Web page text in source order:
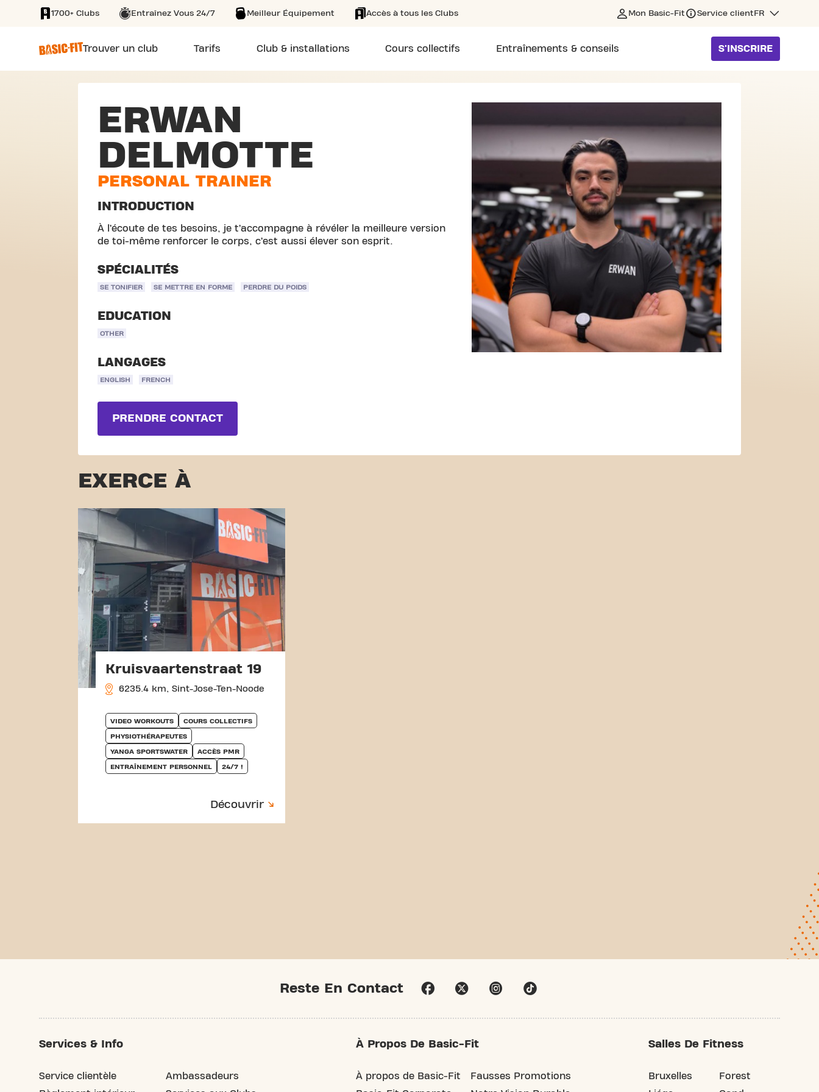
SKIP TO MAIN CONTENT
1700+ Clubs Entraînez Vous 24/7 Meilleur Équipement Accès à tous les Clubs Mon Basic-Fit Service client FR
Trouver un club Tarifs Club & installations Cours collectifs Entraînements & conseils S'INSCRIRE
ERWAN
DELMOTTE
PERSONAL TRAINER
INTRODUCTION
À l’écoute de tes besoins, je t’accompagne à révéler la meilleure version
de toi-même renforcer le corps, c’est aussi élever son esprit.
SPÉCIALITÉS
SE TONIFIER SE METTRE EN FORME PERDRE DU POIDS
EDUCATION
OTHER
LANGAGES
ENGLISH FRENCH
PRENDRE CONTACT
EXERCE À
Kruisvaartenstraat 19
6235.4 km, Sint-Jose-Ten-Noode
VIDEO WORKOUTS COURS COLLECTIFS
PHYSIOTHÉRAPEUTES
YANGA SPORTSWATER ACCÈS PMR
ENTRAÎNEMENT PERSONNEL 24/7 !
Découvrir
Reste En Contact
Services & Info
Service clientèle
Ambassadeurs
À Propos De Basic-Fit
À propos de Basic-Fit
Fausses Promotions
Salles De Fitness
Bruxelles
Forest